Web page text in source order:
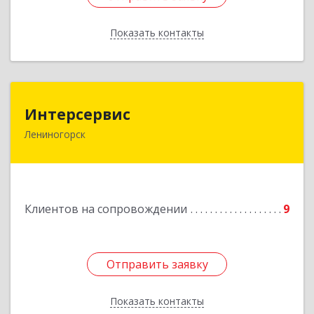
Показать контакты
Назад
Интерсервис
Лениногорск
Клиентов на сопровождении 9
Отправить заявку
Показать контакты
423250, Татарстан Респ, Лениногорск г,
Отправить заявку
Назад